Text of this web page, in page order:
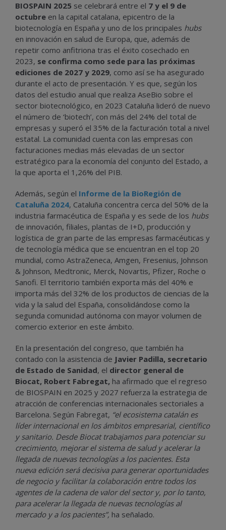
BIOSPAIN 2025 se celebrará entre el 7 y el 9 de
octubre en la capital catalana, epicentro de la
biotecnología en España y uno de los principales hubs
en innovación en salud de Europa, que, además de
repetir como anfitriona tras el éxito cosechado en
2023, se confirma como sede para las próximas
ediciones de 2027 y 2029, como así se ha asegurado
durante el acto de presentación. Y es que, según los
datos del estudio anual que realiza AseBio sobre el
sector biotecnológico, en 2023 Cataluña lideró de nuevo
el número de ‘biotech’, con más del 24% del total de
empresas y superó el 35% de la facturación total a nivel
estatal. La comunidad cuenta con las empresas con
facturaciones medias más elevadas de un sector
estratégico para la economía del conjunto del Estado, a
la que aporta el 1,26% del PIB.
Además, según el Informe de la BioRegión de
Cataluña 2024, Cataluña concentra cerca del 50% de la
industria farmacéutica de España y es sede de los hubs
de innovación, filiales, plantas de I+D, producción y
logística de gran parte de las empresas farmacéuticas y
de tecnología médica que se encuentran en el top 20
mundial, como AstraZeneca, Amgen, Fresenius, Johnson
& Johnson, Medtronic, Merck, Novartis, Pfizer, Roche o
Sanofi. El territorio también exporta más del 40% e
importa más del 32% de los productos de ciencias de la
vida y la salud del España, consolidándose como la
segunda comunidad autónoma con mayor volumen de
comercio exterior en este ámbito.
En la presentación del congreso, que también ha
contado con la asistencia de Javier Padilla, secretario
de Estado de Sanidad, el director general de
Biocat, Robert Fabregat, ha afirmado que el regreso
de BIOSPAIN en 2025 y 2027 refuerza la estrategia de
atracción de conferencias internacionales sectoriales a
Barcelona. Según Fabregat, “el ecosistema catalán es
líder internacional en los ámbitos empresarial, científico
y sanitario. Desde Biocat trabajamos para potenciar su
crecimiento, mejorar el sistema de salud y acelerar la
llegada de nuevas tecnologías a los pacientes. Esta
nueva edición será decisiva para generar oportunidades
de negocio y facilitar la colaboración entre todos los
agentes de la cadena de valor del sector y, por lo tanto,
para acelerar la llegada de nuevas tecnologías al
mercado y a los pacientes”, ha señalado.